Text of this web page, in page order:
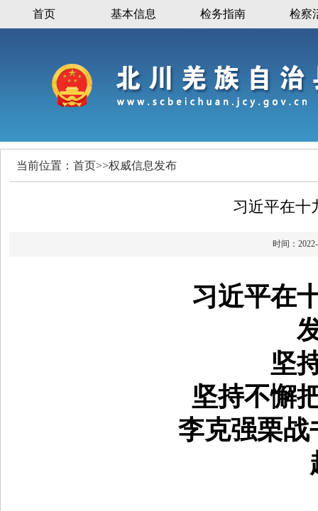
首页 基本信息 检务指南 检察
当前位置： 首页>>权威信息发布
习近平在十
时间：
习近平在
坚
坚持不懈
李克强栗战